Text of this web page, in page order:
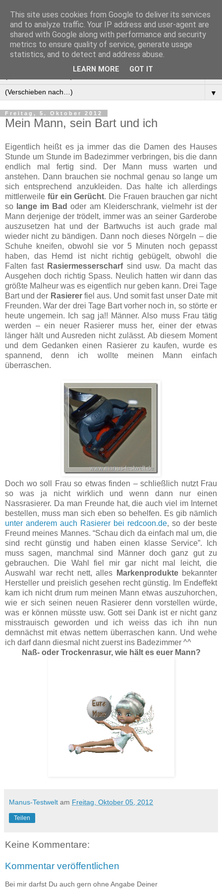
Manus Testwelt, alles
außer langweilig
▼
Freitag, 5. Oktober 2012
Mein Mann, sein Bart und ich
Eigentlich heißt es ja immer das die Damen des Hauses
Stunde um Stunde im Badezimmer verbringen, bis die dann
endlich mal fertig sind. Der Mann muss warten und
anstehen. Dann brauchen sie nochmal genau so lange um
sich entsprechend anzukleiden. Das halte ich allerdings
mittlerweile für ein Gerücht. Die Frauen brauchen gar nicht
so lange im Bad oder am Kleiderschrank, vielmehr ist der
Mann derjenige der trödelt, immer was an seiner Garderobe
auszusetzen hat und der Bartwuchs ist auch grade mal
wieder nicht zu bändigen. Dann noch dieses Nörgeln – die
Schuhe kneifen, obwohl sie vor 5 Minuten noch gepasst
haben, das Hemd ist nicht richtig gebügelt, obwohl die
Falten fast Rasiermesserscharfsind usw. Da macht das
Ausgehen doch richtig Spass. Neulich hatten wir dann das
größte Malheur was es eigentlich nur geben kann. Drei Tage
Bart und der Rasiererfiel aus. Und somit fast unser Date mit
Freunden. War der drei Tage Bart vorher noch in, so störte er
heute ungemein. Ich sag ja!! Männer. Also muss Frau tätig
werden – ein neuer Rasierer muss her, einer der etwas
länger hält und Ausreden nicht zulässt. Ab diesem Moment
und dem Gedanken einen Rasierer zu kaufen, wurde es
spannend, denn ich wollte meinen Mann einfach
überraschen.
Doch wo soll Frau so etwas finden – schließlich nutzt Frau
so was ja nicht wirklich und wenn dann nur einen
Nassrasierer. Da man Freunde hat, die auch viel im Internet
bestellen, muss man sich eben so behelfen. Es gib nämlich
unter anderem auch Rasierer bei redcoon.de, so der beste
Freund meines Mannes. “Schau dich da einfach mal um, die
sind recht günstig und haben einen klasse Service”. Ich
muss sagen, manchmal sind Männer doch ganz gut zu
gebrauchen. Die Wahl fiel mir gar nicht mal leicht, die
Auswahl war recht nett, alles
Markenprodukte bekannter
Hersteller und preislich gesehen recht günstig. Im Endeffekt
kam ich nicht drum rum meinen Mann etwas auszuhorchen,
wie er sich seinen neuen Rasierer denn vorstellen würde,
was er können müsste usw. Gott sei Dank ist er nicht ganz
misstrauisch geworden und ich weiss das ich ihn nun
demnächst mit etwas nettem überraschen kann. Und wehe
ich darf dann diesmal nicht zuerst ins Badezimmer ^^
Naß- oder Trockenrasur, wie hält es euer Mann?
Manus-Testwelt am Freitag, Oktober 05, 2012
Teilen
Keine Kommentare:
Kommentar veröffentlichen
Bei mir darfst Du auch gern ohne Angabe Deiner
This site uses cookies from Google to deliver its services
and to analyze traffic. Your IP address and user-agent are
shared with Google along with performance and security
metrics to ensure quality of service, generate usage
statistics, and to detect and address abuse.
LEARN MORE GOT IT